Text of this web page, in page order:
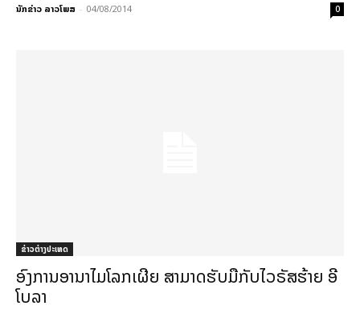
ນັກຂ່າວ ລາວໂພສ - 04/08/2014 0
ຂ່າວຕ່າງປະເທດ
ອົງການອານາໄມໂລກເຜີຍ ສາມາດຮັບມືກັບໄວຣັສຮ້າຍ ອີ
ໂບລາ